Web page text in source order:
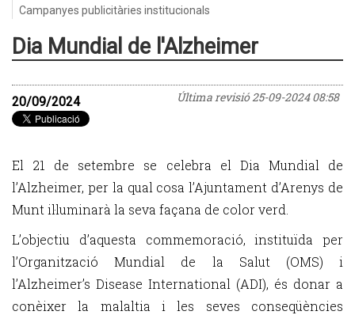
Campanyes publicitàries institucionals
Dia Mundial de l'Alzheimer
Última revisió25-09-2024 08:58
20/09/2024
El 21 de setembre se celebra el Dia Mundial de
l’Alzheimer, per la qual cosa l’Ajuntament d’Arenys de
Munt il·luminarà la seva façana de color verd.
L’objectiu d’aquesta commemoració, instituïda per
l’Organització Mundial de la Salut (OMS) i
l’Alzheimer’s Disease International (ADI), és donar a
conèixer la malaltia i les seves conseqüències